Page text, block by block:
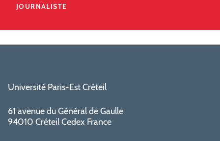
JOURNALISTE
Université Paris-Est Créteil
61 avenue du Général de Gaulle
94010 Créteil Cedex France